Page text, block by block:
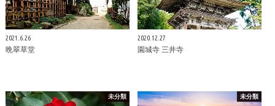
2021.6.26
晩翠草堂
2020.12.27
園城寺 三井寺
未分類 未分類